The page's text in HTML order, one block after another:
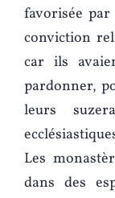
favorisée
conviction
car ils
pardonner,
leurs
Les
dans des